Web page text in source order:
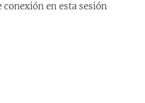
conexión en esta sesión